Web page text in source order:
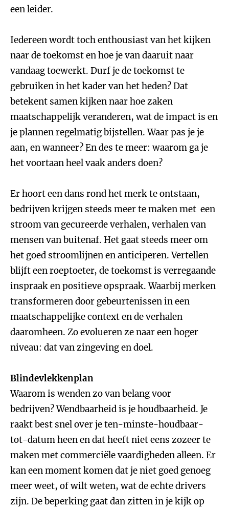
een leider.
Iedereen wordt toch enthousiast van het kijken
naar de toekomst en hoe je van daaruit naar
vandaag toewerkt. Durf je de toekomst te
gebruiken in het kader van het heden? Dat
betekent samen kijken naar hoe zaken
maatschappelijk veranderen, wat de impact is en
je plannen regelmatig bijstellen. Waar pas je je
aan, en wanneer? En des te meer: waarom ga je
het voortaan heel vaak anders doen?
Er hoort een dans rond het merk te ontstaan,
bedrijven krijgen steeds meer te maken met een
stroom van gecureerde verhalen, verhalen van
mensen van buitenaf. Het gaat steeds meer om
het goed stroomlijnen en anticiperen. Vertellen
blijft een roeptoeter, de toekomst is verregaande
inspraak en positieve opspraak. Waarbij merken
transformeren door gebeurtenissen in een
maatschappelijke context en de verhalen
daaromheen. Zo evolueren ze naar een hoger
niveau: dat van zingeving en doel.
Blindevlekkenplan
Waarom is wenden zo van belang voor
bedrijven? Wendbaarheid is je houdbaarheid. Je
raakt best snel over je ten-minste-houdbaar-
tot-datum heen en dat heeft niet eens zozeer te
maken met commerciële vaardigheden alleen. Er
kan een moment komen dat je niet goed genoeg
meer weet, of wilt weten, wat de echte drivers
zijn. De beperking gaat dan zitten in je kijk op